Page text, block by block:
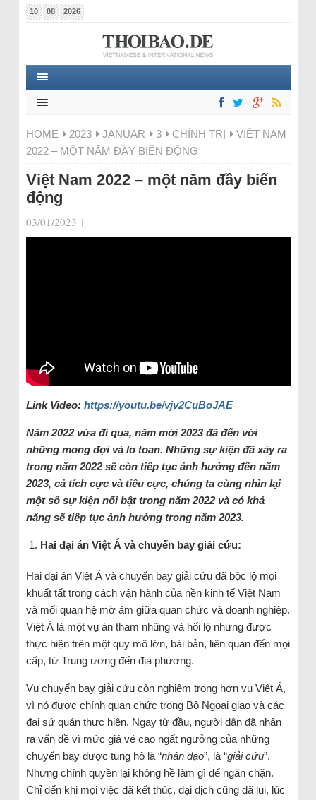
10 08 2026
HOME 2023 JANUAR 3 CHÍNH TRỊ
VIỆT NAM
2022 – MỘT NĂM ĐẦY BIẾN ĐỘNG
Việt Nam 2022 – một năm đầy biến
động
03/01/2023 |
Link Video: https://youtu.be/vjv2CuBoJAE
Năm 2022 vừa đi qua, năm mới 2023 đã đến với
những mong đợi và lo toan. Những sự kiện đã xảy ra
trong năm 2022 sẽ còn tiếp tục ảnh hưởng đến năm
2023, cả tích cực và tiêu cực, chúng ta cùng nhìn lại
một số sự kiện nổi bật trong năm 2022 và có khả
năng sẽ tiếp tục ảnh hưởng trong năm 2023.
Hai đại án Việt Á và chuyến bay giải cứu:
Hai đại án Việt Á và chuyến bay giải cứu đã bộc lộ mọi
khuất tất trong cách vận hành của nền kinh tế Việt Nam
và mối quan hệ mờ ám giữa quan chức và doanh nghiệp.
Việt Á là một vụ án tham nhũng và hối lộ nhưng được
thực hiện trên một quy mô lớn, bài bản, liên quan đến mọi
cấp, từ Trung ương đến địa phương.
Vụ chuyến bay giải cứu còn nghiêm trọng hơn vụ Việt Á,
vì nó được chính quan chức trong Bộ Ngoại giao và các
đại sứ quán thực hiện. Ngay từ đầu, người dân đã nhận
ra vấn đề vì mức giá vé cao ngất ngưởng của những
chuyến bay được tung hô là “nhân đạo”, là “giải cứu”.
Nhưng chính quyền lại không hề làm gì để ngăn chặn.
Chỉ đến khi mọi việc đã kết thúc, đại dịch cũng đã lui, lúc